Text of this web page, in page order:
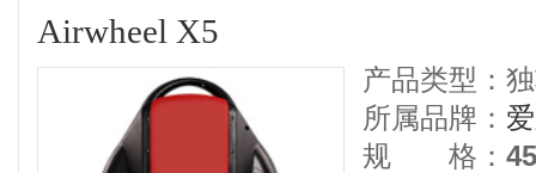
Airwheel X5
产品类型：
所属品牌：
规 格：